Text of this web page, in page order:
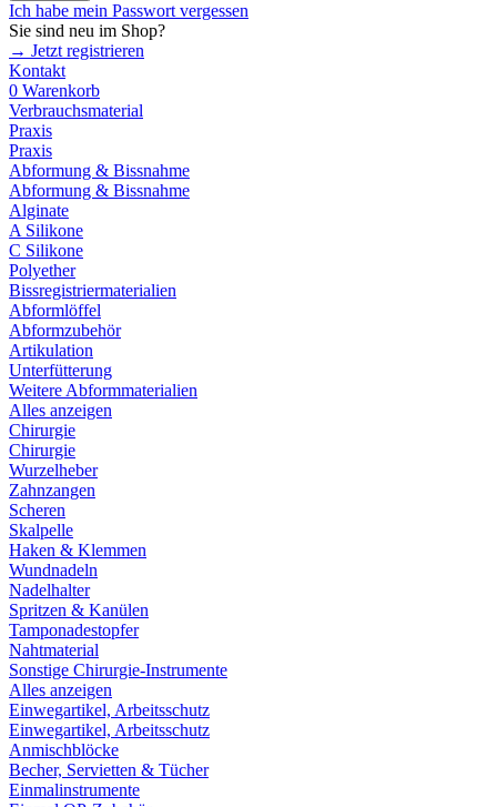
Ich habe mein Passwort vergessen
Sie sind neu im Shop?
→ Jetzt registrieren
Kontakt
0 Warenkorb
Verbrauchsmaterial
Praxis
Praxis
Abformung & Bissnahme
Abformung & Bissnahme
Alginate
A Silikone
C Silikone
Polyether
Bissregistriermaterialien
Abformlöffel
Abformzubehör
Artikulation
Unterfütterung
Weitere Abformmaterialien
Alles anzeigen
Chirurgie
Chirurgie
Wurzelheber
Zahnzangen
Scheren
Skalpelle
Haken & Klemmen
Wundnadeln
Nadelhalter
Spritzen & Kanülen
Tamponadestopfer
Nahtmaterial
Sonstige Chirurgie-Instrumente
Alles anzeigen
Einwegartikel, Arbeitsschutz
Einwegartikel, Arbeitsschutz
Anmischblöcke
Becher, Servietten & Tücher
Einmalinstrumente